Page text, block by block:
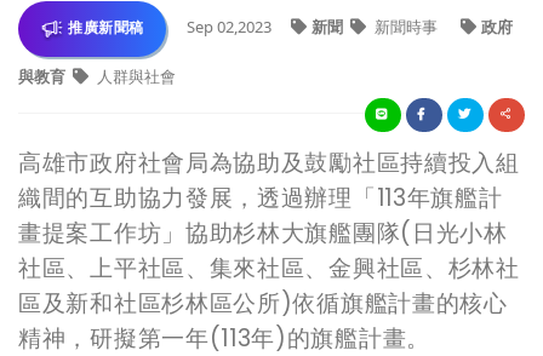
推廣新聞稿 Sep 02,2023 新聞 新聞時事 政府
與教育 人群與社會
高雄市政府社會局為協助及鼓勵社區持續投入組
織間的互助協力發展，透過辦理「113年旗艦計
畫提案工作坊」協助杉林大旗艦團隊(日光小林
社區、上平社區、集來社區、金興社區、杉林社
區及新和社區杉林區公所)依循旗艦計畫的核心
精神，研擬第一年(113年)的旗艦計畫。